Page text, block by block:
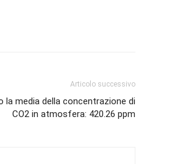
Articolo successivo
la media della concentrazione di
CO2 in atmosfera: 420.26 ppm